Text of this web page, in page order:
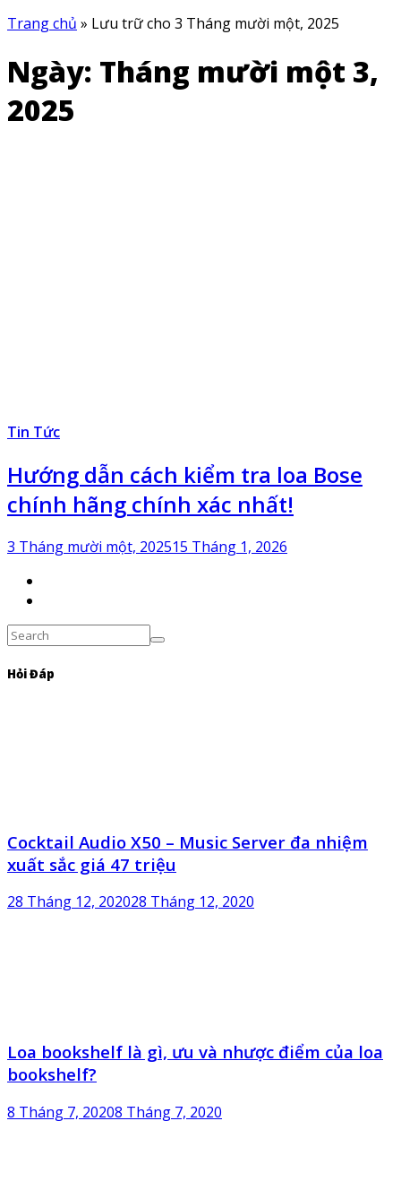
Trang chủ » Lưu trữ cho 3 Tháng mười một, 2025
Ngày: Tháng mười một 3,
2025
Tin Tức
Hướng dẫn cách kiểm tra loa Bose
chính hãng chính xác nhất!
3 Tháng mười một, 202515 Tháng 1, 2026
Hỏi Đáp
Cocktail Audio X50 – Music Server đa nhiệm
xuất sắc giá 47 triệu
28 Tháng 12, 202028 Tháng 12, 2020
Loa bookshelf là gì, ưu và nhược điểm của loa
bookshelf?
8 Tháng 7, 20208 Tháng 7, 2020